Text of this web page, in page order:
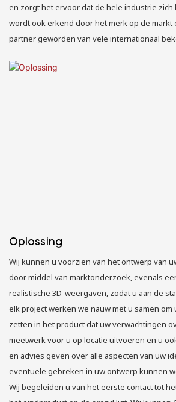
en zorgt het ervoor dat de hele industrie
wordt ook erkend door het merk op de markt
partner geworden van vele internationaal
Oplossing
Wij kunnen u voorzien van het ontwerp van
door middel van marktonderzoek, evenals
realistische 3D-weergaven, zodat u aan de
elk project werken we nauw met u samen om
zetten in het product dat uw verwachtingen
meetwerk voor u op locatie uitvoeren en u
en advies geven over alle aspecten van uw
eventuele gebreken in uw ontwerp kunnen
Wij begeleiden u van het eerste contact tot